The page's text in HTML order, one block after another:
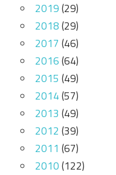
2019(29)
2018(29)
2017 (46)
2016(64)
2015 (49)
2014(57)
2013 (49)
2012 (39)
2011 (67)
2010(122)